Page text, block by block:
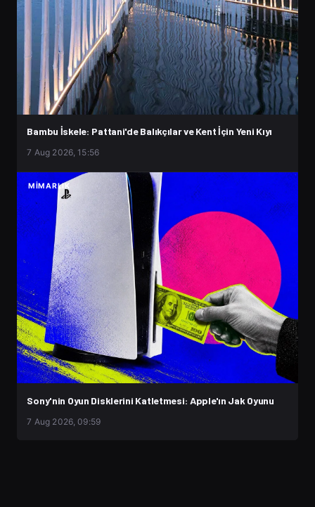
Bambu İskele: Pattani'de Balıkçılar ve Kent İçin Yeni Kıyı
7 Aug 2026, 15:56
MIMARLIK
Sony'nin Oyun Disklerini Katletmesi: Apple'ın Jak Oyunu
7 Aug 2026, 09:59